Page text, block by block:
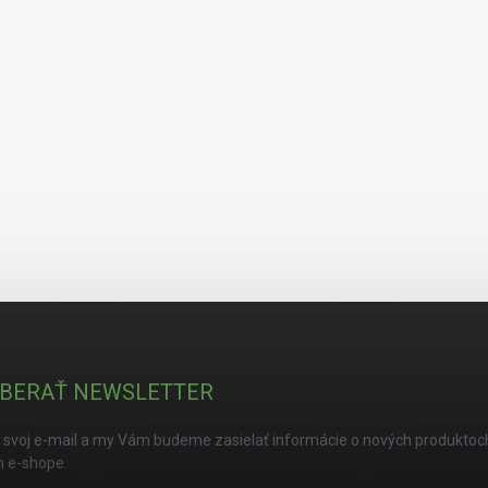
NEWSLETTER
svoj e-mail a my Vám budeme zasielať informácie o nových
e-shope.